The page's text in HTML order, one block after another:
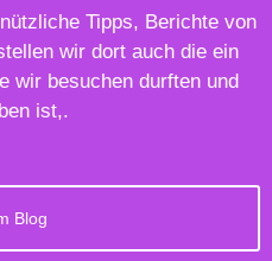
Tipps, Berichte von
wir dort auch die ein
wir besuchen durften und
ist,.
Blog